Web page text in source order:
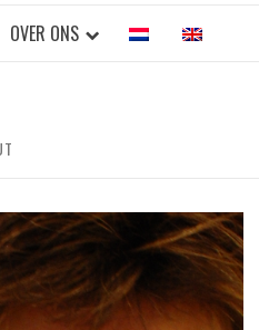
OVER ONS